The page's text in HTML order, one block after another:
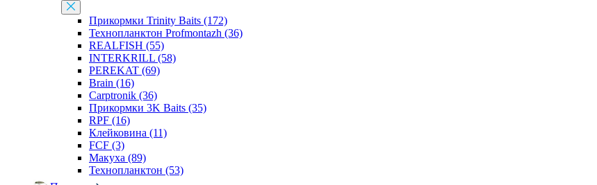
Прикормки Trinity Baits (172)
Технопланктон Profmontazh (36)
REALFISH (55)
INTERKRILL (58)
PEREKAT (69)
Brain (16)
Carptronik (36)
Прикормки 3K Baits (35)
RPF (16)
Клейковина (11)
FCF (3)
Макуха (89)
Технопланктон (53)